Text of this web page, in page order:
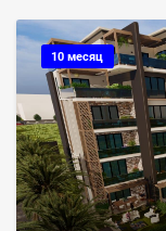
10 месяц